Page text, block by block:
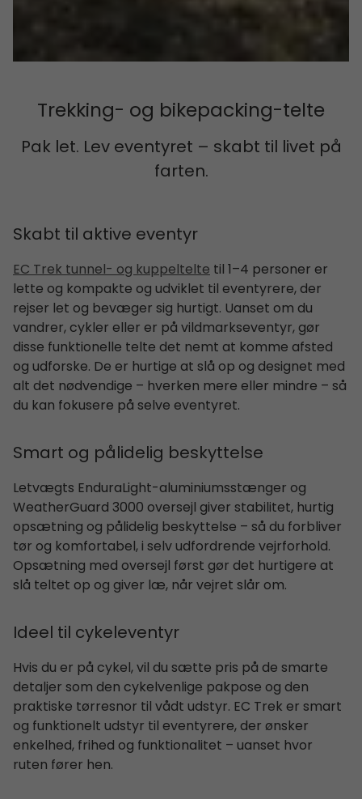
Trekking- og bikepacking-telte
Pak let. Lev eventyret – skabt til livet på
farten.
Skabt til aktive eventyr
EC Trek tunnel- og kuppelteltetil 1–4 personer er
lette og kompakte og udviklet til eventyrere, der
rejser let og bevæger sig hurtigt. Uanset om du
vandrer, cykler eller er på vildmarkseventyr, gør
disse funktionelle telte det nemt at komme afsted
og udforske. De er hurtige at slå op og designet med
alt det nødvendige – hverken mere eller mindre – så
du kan fokusere på selve eventyret.
Smart og pålidelig beskyttelse
Letvægts EnduraLight-aluminiumsstænger og
WeatherGuard 3000 oversejl giver stabilitet, hurtig
opsætning og pålidelig beskyttelse – så du forbliver
tør og komfortabel, i selv udfordrende vejrforhold.
Opsætning med oversejl først gør det hurtigere at
slå teltet op og giver læ, når vejret slår om.
Ideel til cykeleventyr
Hvis du er på cykel, vil du sætte pris på de smarte
detaljer som den cykelvenlige pakpose og den
praktiske tørresnor til vådt udstyr. EC Trek er smart
og funktionelt udstyr til eventyrere, der ønsker
enkelhed, frihed og funktionalitet – uanset hvor
ruten fører hen.